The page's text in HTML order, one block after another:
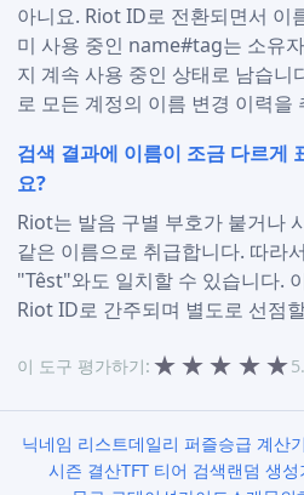
아니요. Riot ID로 전환되면서 이
미 사용 중인 name#tag는 소유
지 계속 사용 중인 상태로 남습
로 모든 계정의 이름 변경 이력을
검색 결과에 이름이 조금 다르게
요?
Riot는 발음 구별 부호가 붙거나
같은 이름으로 취급합니다. 따라
"Têst"와도 일치할 수 있습니다.
Riot ID로 간주되며 별도로 선점
이 도구 평가하기: ★ ★ ★ ★ ★
닉네임 리스트데일리 퍼즐승급 계산기
시즌 결산TFT 티어 검색랜덤 생성